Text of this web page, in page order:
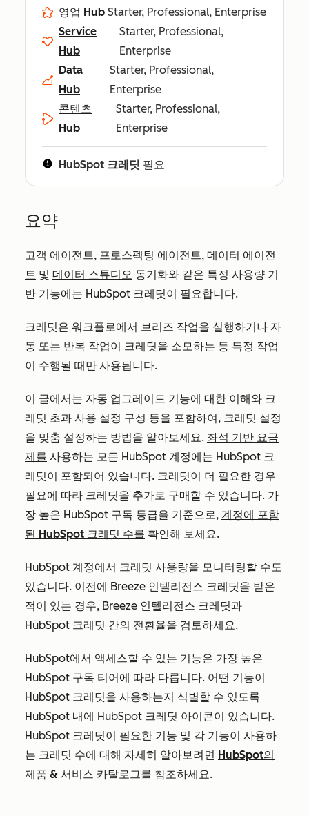
영업 Hub Starter, Professional, Enterprise
Service
Hub
Starter, Professional,
Enterprise
Data
Hub
Starter, Professional,
Enterprise
콘텐츠
Hub
Starter, Professional,
Enterprise
HubSpot 크레딧 필요
요약
고객 에이전트, 프로스펙팅 에이전트, 데이터 에이전
트 및 데이터 스튜디오 동기화와 같은 특정 사용량 기
반 기능에는 HubSpot 크레딧이 필요합니다.
크레딧은 워크플로에서 브리즈 작업을 실행하거나 자
동 또는 반복 작업이 크레딧을 소모하는 등 특정 작업
이 수행될 때만 사용됩니다.
이 글에서는 자동 업그레이드 기능에 대한 이해와 크
레딧 초과 사용 설정 구성 등을 포함하여, 크레딧 설정
을 맞춤 설정하는 방법을 알아보세요. 좌석 기반 요금
제를 사용하는 모든 HubSpot 계정에는 HubSpot 크
레딧이 포함되어 있습니다. 크레딧이 더 필요한 경우
필요에 따라 크레딧을 추가로 구매할 수 있습니다. 가
장 높은 HubSpot 구독 등급을 기준으로, 계정에 포함
된 HubSpot 크레딧 수를 확인해 보세요.
HubSpot 계정에서 크레딧 사용량을 모니터링할 수도
있습니다. 이전에 Breeze 인텔리전스 크레딧을 받은
적이 있는 경우, Breeze 인텔리전스 크레딧과
HubSpot 크레딧 간의 전환율을 검토하세요.
HubSpot에서 액세스할 수 있는 기능은 가장 높은
HubSpot 구독 티어에 따라 다릅니다. 어떤 기능이
HubSpot 크레딧을 사용하는지 식별할 수 있도록
HubSpot 내에 HubSpot 크레딧 아이콘이 있습니다.
HubSpot 크레딧이 필요한 기능 및 각 기능이 사용하
는 크레딧 수에 대해 자세히 알아보려면 HubSpot의
제품 & 서비스 카탈로그를 참조하세요.